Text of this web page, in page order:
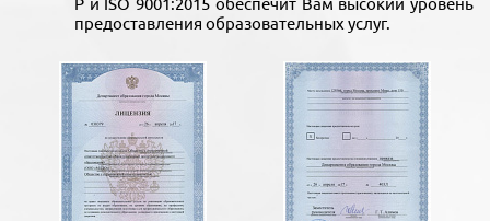
Р и ISO 9001:2015 обеспечит Вам высокий уровень
предоставления образовательных услуг.